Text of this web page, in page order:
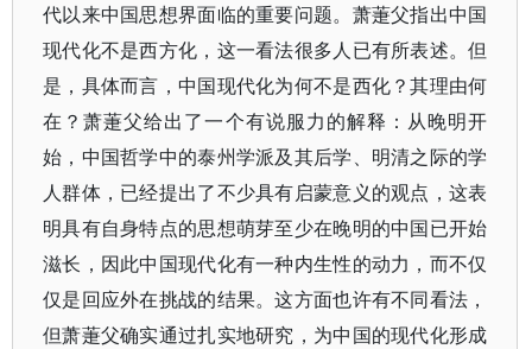
代以来中国思想界面临的重要问题。萧萐父指出中国
现代化不是西方化，这一看法很多人已有所表述。但
是，具体而言，中国现代化为何不是西化？其理由何
在？萧萐父给出了一个有说服力的解释：从晚明开
始，中国哲学中的泰州学派及其后学、明清之际的学
人群体，已经提出了不少具有启蒙意义的观点，这表
明具有自身特点的思想萌芽至少在晚明的中国已开始
滋长，因此中国现代化有一种内生性的动力，而不仅
仅是回应外在挑战的结果。这方面也许有不同看法，
但萧萐父确实通过扎实地研究，为中国的现代化形成